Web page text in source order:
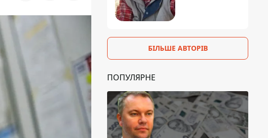
БІЛЬШЕ АВТОРІВ
ПОПУЛЯРНЕ